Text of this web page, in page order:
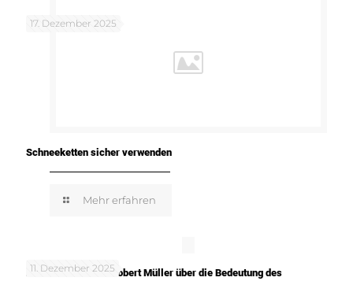
17. Dezember 2025
Schneeketten sicher verwenden
Mehr erfahren
11. Dezember 2025
In meinen Worten: Robert Müller über die Bedeutung des